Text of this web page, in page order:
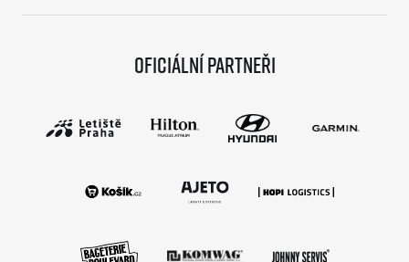
Oficiální partneři